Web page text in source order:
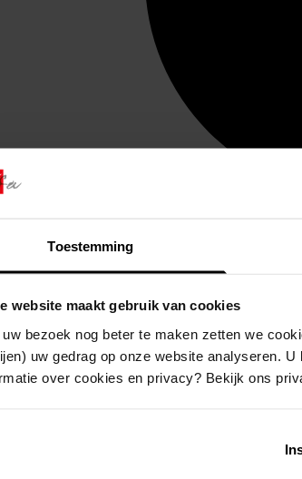
Toestemming
website maakt gebruik van cookies
bezoek nog beter te maken zetten we
uw gedrag op onze website analyseren.
over cookies en privacy? Bekijk ons